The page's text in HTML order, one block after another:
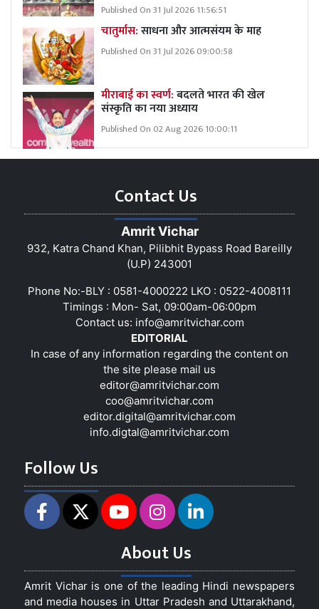
Published On 31 Jul 2026 11:56:51
चातुर्मास:साधना और आत्मसंयम के माह
Published On 31 Jul 2026 09:00:58
मीराबाई का स्वर्ण:बदलते भारत की खेल
संस्कृति का नया अध्याय
Published On 02 Aug 2026 10:00:11
Contact Us
Amrit Vichar
932, Katra Chand Khan, Pilibhit Bypass Road Bareilly
(U.P) 243001
Phone No:-BLY : 0581-4000222 LKO : 0522-4008111
Timings : Mon- Sat, 09:00am-06:00pm
Contact us: info@amritvichar.com
EDITORIAL
In case of any information regarding the content on
the site please mail us
editor@amritvichar.com
coo@amritvichar.com
editor.digital@amritvichar.com
info.digtal@amritvichar.com
Follow Us
About Us
Amrit Vichar is one of the leading Hindi newspapers
and media houses in Uttar Pradesh and Uttarakhand,